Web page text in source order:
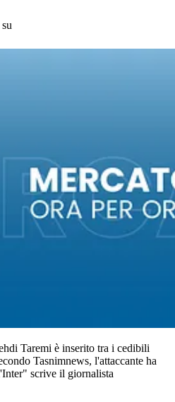
Taremi è inserito tra i cedibili
Tasnimnews, l'attaccante ha
scrive il giornalista